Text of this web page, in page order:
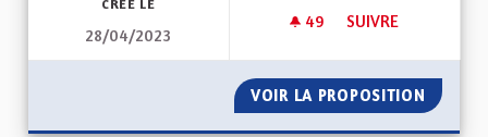
CRÉÉ LE
28/04/2023
49 49 ABONNÉS
SUIVRE
VOIR LA PROPOSITION L'